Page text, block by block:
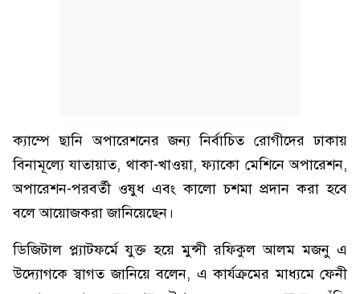
ক্যাম্পে ছানি অপারেশনের জন্য নির্বাচিত রোগীদের ঢাকায়
বিনামূল্যে যাতায়াত, থাকা-খাওয়া, ফ্যাকো মেশিনে অপারেশন,
অপারেশন-পরবর্তী ওষুধ এবং কালো চশমা প্রদান করা হবে
বলে আয়োজকরা জানিয়েছেন।
ডিজিটাল প্ল্যাটফর্মে যুক্ত হয়ে মুন্সী রফিকুল আলম মজনু এ
উদ্যোগকে স্বাগত জানিয়ে বলেন, এ কার্যক্রমের মাধ্যমে ফেনী